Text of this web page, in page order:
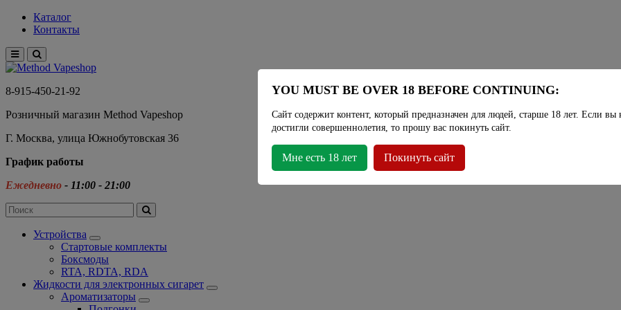
Каталог
Контакты
8-915-450-21-92
Розничный магазин Method Vapeshop
Г. Москва, улица Южнобутовская 36
График работы
Ежедневно - 11:00 - 21:00
Устройства
Стартовые комплекты
Боксмоды
RTA, RDTA, RDA
Жидкости для электронных сигарет
Ароматизаторы
YOU MUST BE OVER 18 BEFORE CONTINUING:
Сайт содержит контент, который предназначен для людей, старше 18 лет. Если вы
достигли совершеннолетия, то прошу вас покинуть сайт.
Мне есть 18 лет Покинуть сайт